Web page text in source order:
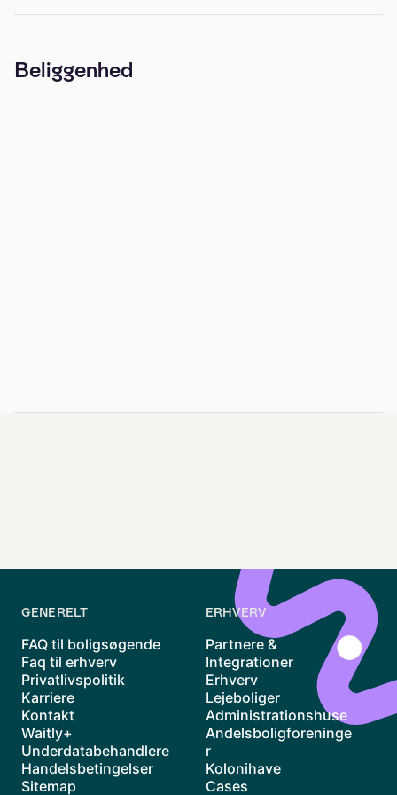
Beliggenhed
GENERELT
FAQ til boligsøgende
Faq til erhverv
Privatlivspolitik
Karriere
Kontakt
Waitly+
Underdatabehandlere
Handelsbetingelser
Sitemap
ERHVERV
Partnere &
Integrationer
Erhverv
Lejeboliger
Administrationshuse
Andelsboligforeninge
r
Kolonihave
Cases